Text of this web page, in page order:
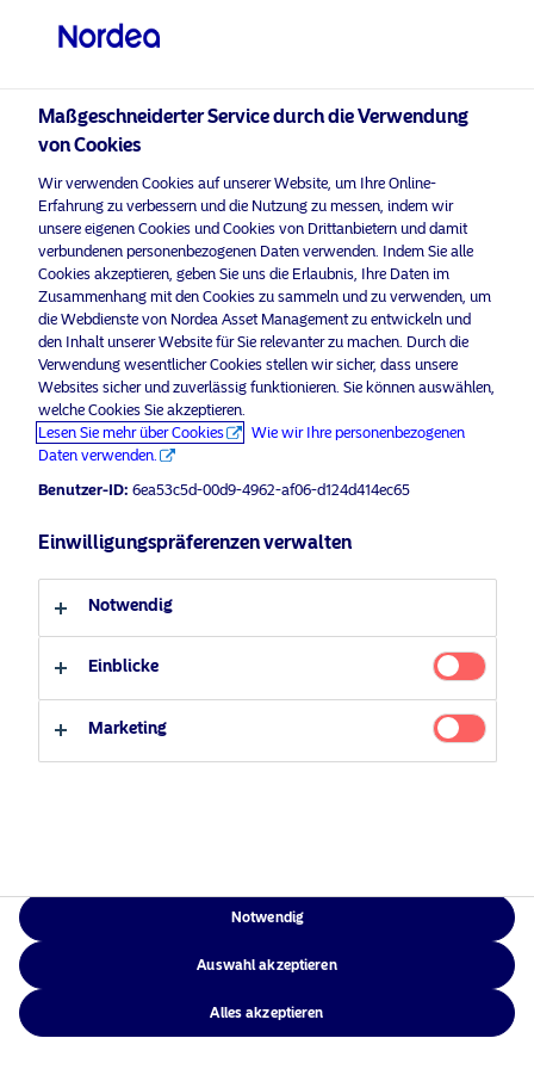
Bitte wählen Sie Ihr Anlegerprofil
aus
Land
Deutschland
Sprache
Deutsch
Professioneller Anleger
Nordea Asset Management ist einer der größten Asset
Manager in den nordischen Ländern und verfügt über
eine globale Präsenz in Europa, Amerika und Asien.
Risikohinweise
Home
Über uns
Verantwortungsbewusste
Investments
News
Kontakt
Datenschutzerklärung
Zugänglichkeit
©2026 – Nordea Asset Management – alle Rechte vorbehalten
Maßgeschneiderter Service durch die Verwendung
von Cookies
Wir verwenden Cookies auf unserer Website, um Ihre Online-
Erfahrung zu verbessern und die Nutzung zu messen, indem wir
unsere eigenen Cookies und Cookies von Drittanbietern und damit
verbundenen personenbezogenen Daten verwenden. Indem Sie alle
Cookies akzeptieren, geben Sie uns die Erlaubnis, Ihre Daten im
Zusammenhang mit den Cookies zu sammeln und zu verwenden, um
die Webdienste von Nordea Asset Management zu entwickeln und
den Inhalt unserer Website für Sie relevanter zu machen. Durch die
Verwendung wesentlicher Cookies stellen wir sicher, dass unsere
Websites sicher und zuverlässig funktionieren. Sie können auswählen,
welche Cookies Sie akzeptieren.
Lesen Sie mehr über Cookies
Wie wir Ihre personenbezogenen
Daten verwenden.
Benutzer-ID: 6ea53c5d-00d9-4962-af06-d124d414ec65
Einwilligungspräferenzen verwalten
Notwendig
Einblicke
Marketing
Notwendig
Auswahl akzeptieren
Alles akzeptieren